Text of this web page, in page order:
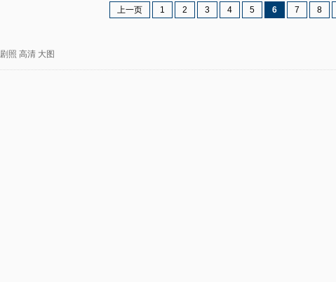
上一页 1 2 3 4 5 6 7 8
剧照 高清 大图